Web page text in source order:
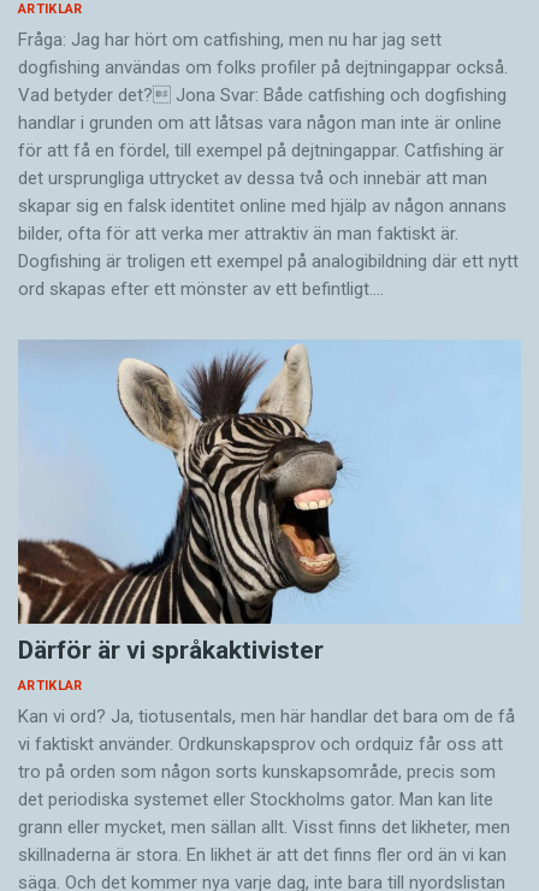
ARTIKLAR
Fråga: Jag har hört om catfishing, men nu har jag sett
dogfishing användas om folks profiler på dejtningappar också.
Vad betyder det? Jona Svar: Både catfishing och dogfishing
handlar i grunden om att låtsas vara någon man inte är online
för att få en fördel, till exempel på dejtningappar. Catfishing är
det ursprungliga uttrycket av dessa två och innebär att man
skapar sig en falsk identitet online med hjälp av någon annans
bilder, ofta för att verka mer attraktiv än man faktiskt är.
Dogfishing är troligen ett exempel på analogibildning där ett nytt
ord skapas efter ett mönster av ett befintligt.…
Därför är vi språkaktivister
ARTIKLAR
Kan vi ord? Ja, tiotusentals, men här handlar det bara om de få
vi faktiskt använder. Ordkunskapsprov och ordquiz får oss att
tro på orden som någon sorts kunskapsområde, precis som
det periodiska systemet eller Stockholms gator. Man kan lite
grann eller mycket, men sällan allt. Visst finns det likheter, men
skillnaderna är stora. En likhet är att det finns fler ord än vi kan
säga. Och det kommer nya varje dag, inte bara till nyordslistan